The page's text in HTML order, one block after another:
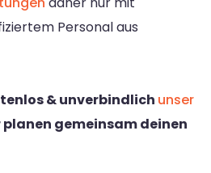
Personal aus
& unverbindlich unser
planen gemeinsam deinen